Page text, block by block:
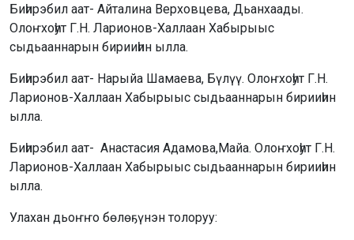
Биһирэбил аат- Айталина Верховцева, Дьанхаады.
Олоҥхоһут Г.Н. Ларионов-Халлаан Хабырыыс
сыдьааннарын бирииһин ылла.
Биһирэбил аат- Нарыйа Шамаева, Бүлүү. Олоҥхоһут Г.Н.
Ларионов-Халлаан Хабырыыс сыдьааннарын бирииһин
ылла.
Биһирэбил аат- Анастасия Адамова,Майа. Олоҥхоһут Г.Н.
Ларионов-Халлаан Хабырыыс сыдьааннарын бирииһин
ылла.
Улахан дьоҥҥо бөлөҕүнэн толоруу: